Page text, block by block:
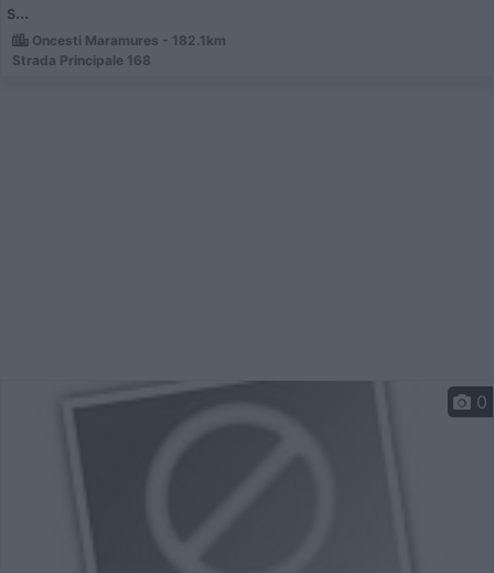
s...
Oncesti Maramures - 182.1km
Strada Principale 168
0